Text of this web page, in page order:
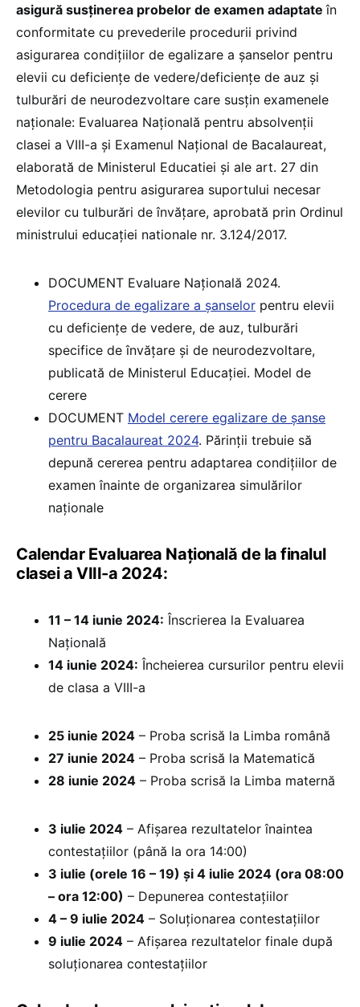
asigură susținerea probelor de examen adaptateîn
conformitate cu prevederile procedurii privind
asigurarea condițiilor de egalizare a şanselor pentru
elevii cu deficiențe de vedere/deficiențe de auz și
tulburări de neurodezvoltare care susțin examenele
naționale: Evaluarea Națională pentru absolvenții
clasei a VIII-a și Examenul Național de Bacalaureat,
elaborată de Ministerul Educatiei și ale art. 27 din
Metodologia pentru asigurarea suportului necesar
elevilor cu tulburări de învățare, aprobată prin Ordinul
ministrului educației nationale nr. 3.124/2017.
DOCUMENT Evaluare Națională 2024.
Procedura de egalizare a șanselor pentru elevii
cu deficiențe de vedere, de auz, tulburări
specifice de învățare și de neurodezvoltare,
publicată de Ministerul Educației. Model de
cerere
DOCUMENT Model cerere egalizare de șanse
pentru Bacalaureat 2024. Părinții trebuie să
depună cererea pentru adaptarea condițiilor de
examen înainte de organizarea simulărilor
naționale
Calendar Evaluarea Națională de la finalul
clasei a VIII-a 2024:
11 – 14 iunie 2024: Înscrierea la Evaluarea
Națională
14 iunie 2024: Încheierea cursurilor pentru elevii
de clasa a VIII-a
25 iunie 2024 – Proba scrisă la Limba română
27 iunie 2024 – Proba scrisă la Matematică
28 iunie 2024 – Proba scrisă la Limba maternă
3 iulie 2024 – Afișarea rezultatelor înaintea
contestațiilor (până la ora 14:00)
3 iulie (orele 16 – 19) și 4 iulie 2024 (ora 08:00
– ora 12:00) – Depunerea contestațiilor
4 – 9 iulie 2024 – Soluționarea contestațiilor
9 iulie 2024 – Afișarea rezultatelor finale după
soluționarea contestațiilor